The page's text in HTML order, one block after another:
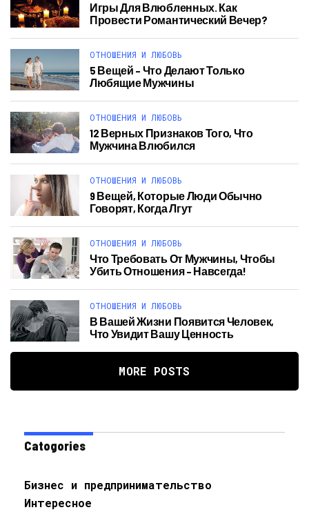
Игры Для Влюбленных. Как
Провести Романтический Вечер?
ОТНОШЕНИЯ И ЛЮБОВЬ
5 Вещей – Что Делают Только
Любящие Мужчины
ОТНОШЕНИЯ И ЛЮБОВЬ
12 Верных Признаков Того, Что
Мужчина Влюбился
ОТНОШЕНИЯ И ЛЮБОВЬ
9 Вещей, Которые Люди Обычно
Говорят, Когда Лгут
ОТНОШЕНИЯ И ЛЮБОВЬ
Что Требовать От Мужчины, Чтобы
Убить Отношения – Навсегда!
ОТНОШЕНИЯ И ЛЮБОВЬ
В Вашей Жизни Появится Человек,
Что Увидит Вашу Ценность
MORE POSTS
Catogories
Бизнес и предпринимательство
Интересное